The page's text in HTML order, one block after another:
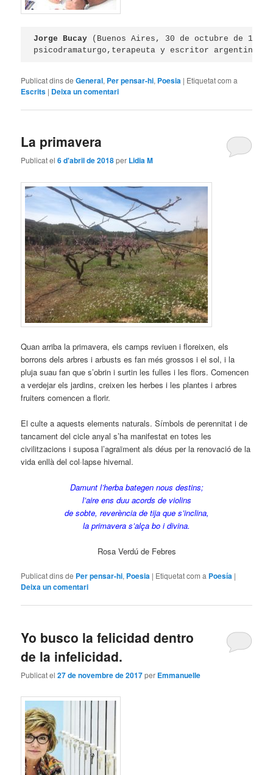
Jorge Bucay ( Buenos Aires , 30 de octubre
psicodramaturgo ,terapeuta y escritor argentino
Publicat dins de General, Per pensar-hi, Poesia | Etiquetat com a
Escrits | Deixa un comentari
La primavera
Publicat el6 d'abril de 2018per Lidia M
Quan arriba la primavera, els camps reviuen i floreixen, els
borrons dels arbres i arbusts es fan més grossos i el sol, i la
pluja suau fan que s’obrin i surtin les fulles i les flors. Comencen
a verdejar els jardins, creixen les herbes i les plantes i arbres
fruiters comencen a florir.
El culte a aquests elements naturals. Símbols de perennitat i de
tancament del cicle anyal s’ha manifestat en totes les
civilitzacions i suposa l’agraïment als déus per la renovació de la
vida enllà del col·lapse hivernal.
Damunt l’herba bategen nous destins;
l’aire ens duu acords de violins
de sobte, reverència de tija que s’inclina,
la primavera s’alça bo i divina.
Rosa Verdú de Febres
Publicat dins de Per pensar-hi, Poesia | Etiquetat com a Poesía |
Deixa un comentari
Yo busco la felicidad dentro
de la infelicidad.
Publicat el27 de novembre de 2017per Emmanuelle